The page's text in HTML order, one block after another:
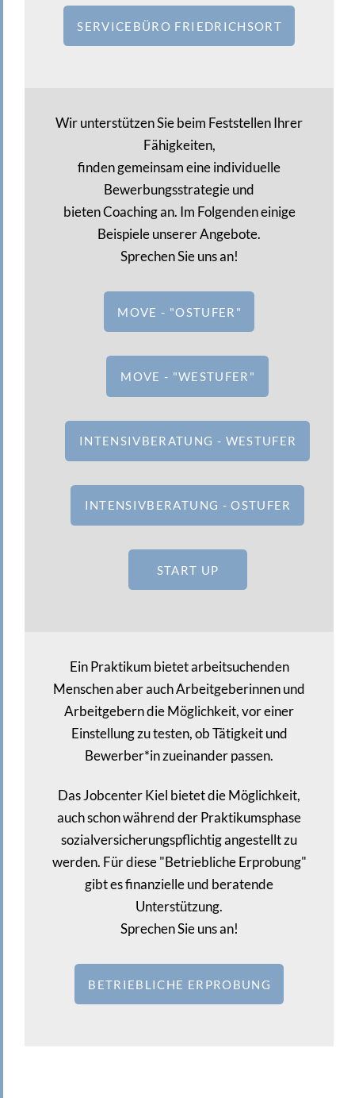
SERVICEBÜRO FRIEDRICHSORT
Wir unterstützen Sie beim Feststellen Ihrer
Fähigkeiten,
finden gemeinsam eine individuelle
Bewerbungsstrategie und
bieten Coaching an. Im Folgenden einige
Beispiele unserer Angebote.
Sprechen Sie uns an!
MOVE - "OSTUFER"
MOVE - "WESTUFER"
INTENSIVBERATUNG - WESTUFER
INTENSIVBERATUNG - OSTUFER
START UP
Ein Praktikum bietet arbeitsuchenden
Menschen aber auch Arbeitgeberinnen und
Arbeitgebern die Möglichkeit, vor einer
Einstellung zu testen, ob Tätigkeit und
Bewerber*in zueinander passen.
Das Jobcenter Kiel bietet die Möglichkeit,
auch schon während der Praktikumsphase
sozialversicherungspflichtig angestellt zu
werden. Für diese "Betriebliche Erprobung"
gibt es finanzielle und beratende
Unterstützung.
Sprechen Sie uns an!
BETRIEBLICHE ERPROBUNG